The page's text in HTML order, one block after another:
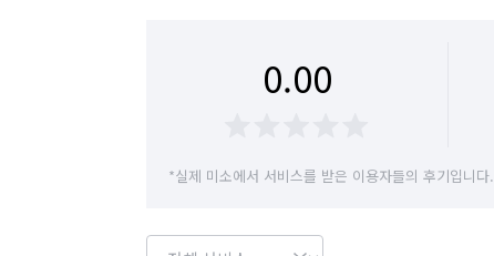
0.00
*실제 미소에서 서비스를 받은 이용자들의 후기입니다.